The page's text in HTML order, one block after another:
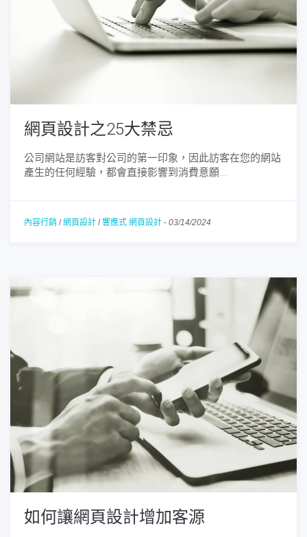
網頁設計之25大禁忌
公司網站是訪客對公司的第一印象，因此訪客在您的網站
產生的任何經驗，都會直接影響到消費意願...
內容行銷 /網頁設計 /響應式 網頁設計 - 03/14/2024
如何讓網頁設計增加客源